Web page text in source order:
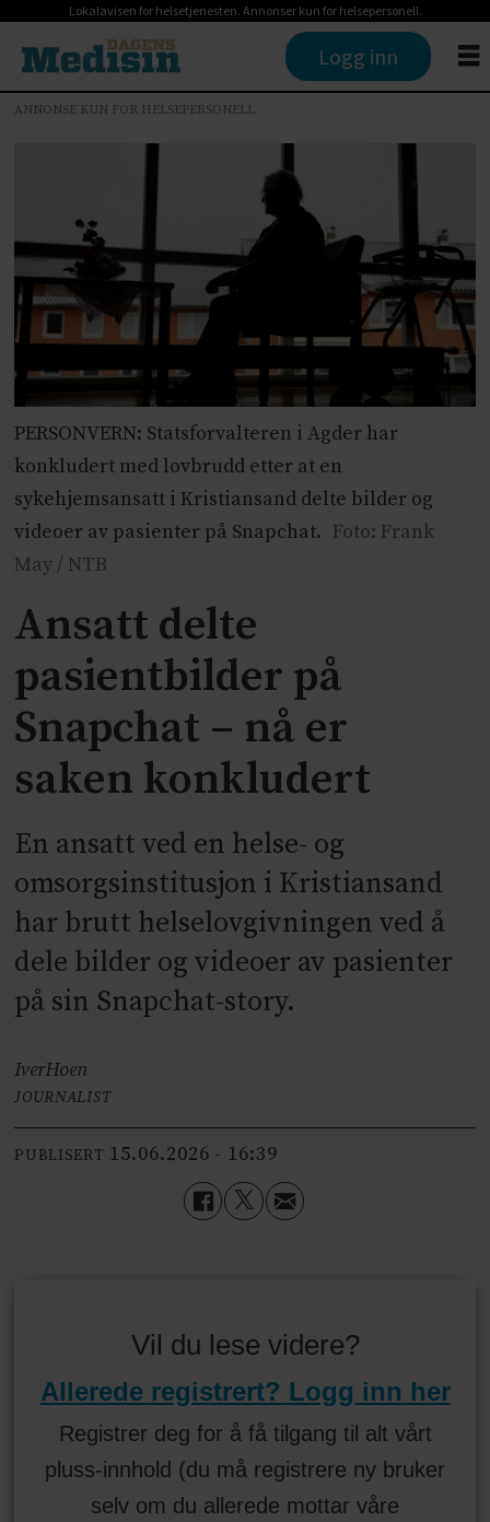
Lokalavisen for helsetjenesten. Annonser kun for helsepersonell.
Logg inn
ANNONSE KUN FOR HELSEPERSONELL
PERSONVERN: Statsforvalteren i Agder har
konkludert med lovbrudd etter at en
sykehjemsansatt i Kristiansand delte bilder og
videoer av pasienter på Snapchat. Foto: Frank
May / NTB
Ansatt delte
pasientbilder på
Snapchat – nå er
saken konkludert
En ansatt ved en helse- og
omsorgsinstitusjon i Kristiansand
har brutt helselovgivningen ved å
dele bilder og videoer av pasienter
på sin Snapchat-story.
IverHoen
JOURNALIST
PUBLISERT 15.06.2026 - 16:39
Vil du lese videre?
Allerede registrert? Logg inn her
Registrer deg for å få tilgang til alt vårt
pluss-innhold (du må registrere ny bruker
selv om du allerede mottar våre